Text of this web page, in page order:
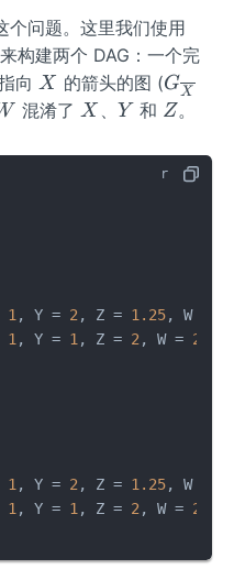
个问题。这里我们使用
构建两个 DAG：一个完
向 X
X 的箭头的图 (G_
{\ov
{X}}
GX
混淆了X
X 、 Y
Y 和 Z
Z。
1, Y = 2, Z = 1.25, W
1, Y = 1, Z = 2, W = 2
1, Y = 2, Z = 1.25, W
1, Y = 1, Z = 2, W = 2